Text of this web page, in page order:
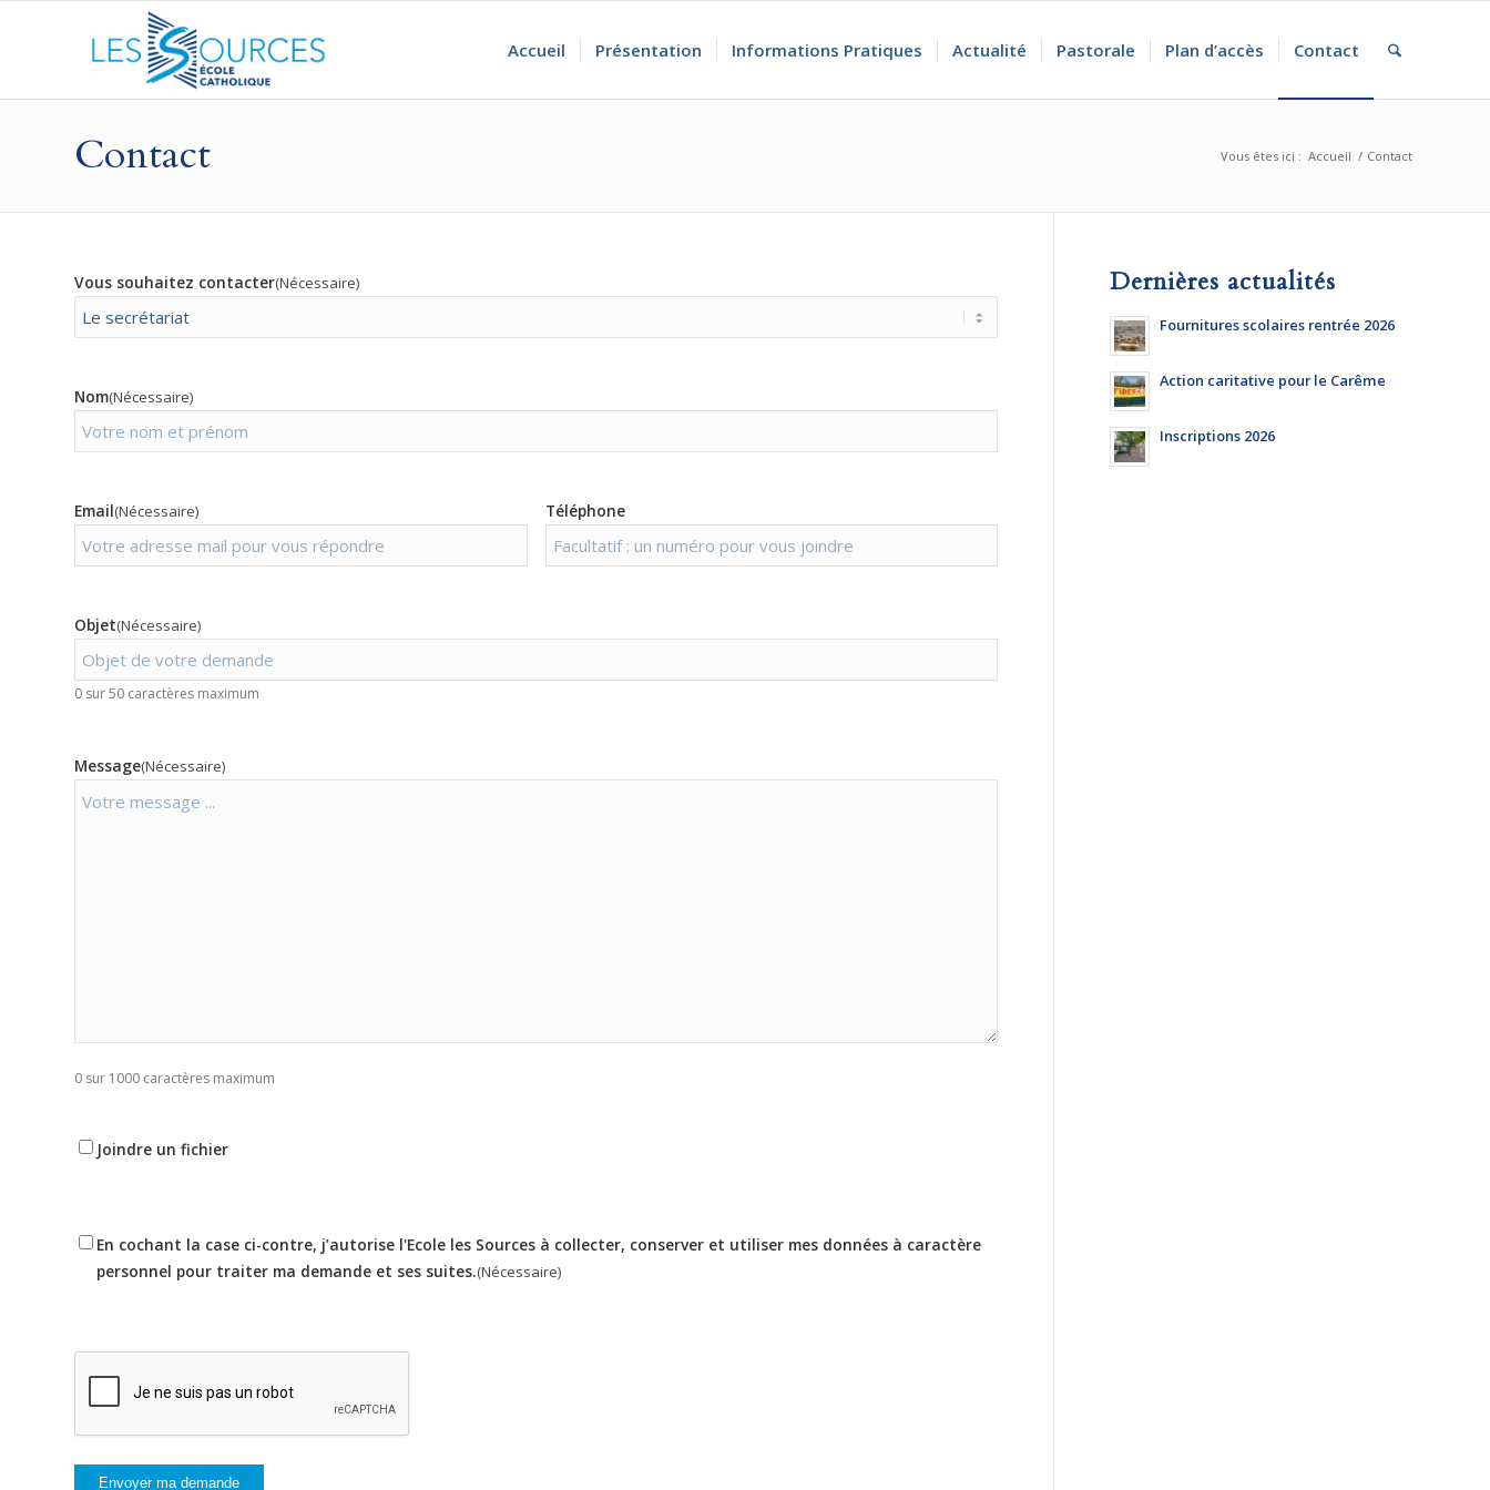
Accueil Présentation Informations Pratiques Actualité Pastorale Plan d’accès Contact
Contact Vous êtes ici : Accueil / Contact
Vous souhaitez contacter(Nécessaire)
Nom(Nécessaire)
Email(Nécessaire) Téléphone
Objet(Nécessaire)
0 sur 50 caractères maximum
Message(Nécessaire)
0 sur 1000 caractères maximum
Joindre
Joindre un fichier
RGPD(Nécessaire)
En cochant la case ci-contre, j’autorise l'Ecole les Sources à collecter, conserver et utiliser mes données à caractère
personnel pour traiter ma demande et ses suites.(Nécessaire)
Dernières actualités
Fournitures scolaires rentrée 2026
Action caritative pour le Carême
Inscriptions 2026